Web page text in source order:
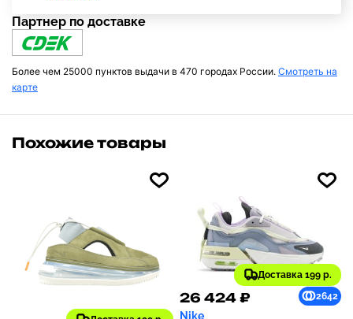
Партнер по доставке
Более чем 25000 пунктов выдачи в 470 городах России. Смотреть на
карте
Похожие товары
Доставка 199 р.
26 424 ₽ 2642
Nike